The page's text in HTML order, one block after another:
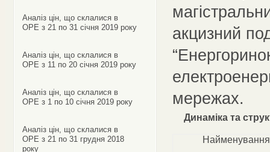
Аналіз цін, що склалися в
ОРЕ з 21 по 31 січня 2019 року
Аналіз цін, що склалися в
ОРЕ з 11 по 20 січня 2019 року
Аналіз цін, що склалися в
ОРЕ з 1 по 10 січня 2019 року
Аналіз цін, що склалися в
ОРЕ з 21 по 31 грудня 2018
року
акцизний
мережах.
Динаміка та
Найменування